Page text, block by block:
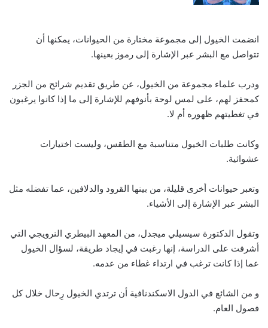
انضمت الخيول إلى مجموعة مختارة من الحيوانات، يمكنها أن
تتواصل مع البشر عبر الإشارة إلى رموز بعينها.
ودرب علماء مجموعة من الخيول، عن طريق تقديم شرائح من الجزر
كمحفز لهم، على لمس لوحة بأنوفهم للإشارة إلى ما إذا كانوا يرغبون
في تغطيتهم ظهوره أم لا.
وكانت طلبات الخيول متناسبة مع الطقس، وليست اختيارات
عشوائية.
وتعبر حيوانات أخرى قليلة، من بينها القرود والدلافين، عما تفضله مثل
البشر عبر الإشارة إلى الأشياء.
وتقول الدكتورة سيسيلي ميجدل، من المعهد البيطري النرويجي التي
أشرفت على الدراسة، إنها رغبت في إيجاد طريقة، لسؤال الخيول
عما إذا كانت ترغب في ارتداء غطاء من عدمه.
و من الشائع في الدول الاسكندنافية أن ترتدي الخيول رِحال خلال كل
فصول العام.